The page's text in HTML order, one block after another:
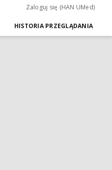
Zaloguj się (HAN UMed)
HISTORIA PRZEGLĄDANIA